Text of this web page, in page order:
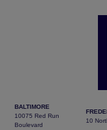
BALTIMORE
10075 Red Run
Boulevard
10